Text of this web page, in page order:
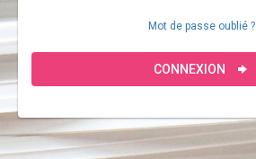
Mot de passe oublié ?
CONNEXION